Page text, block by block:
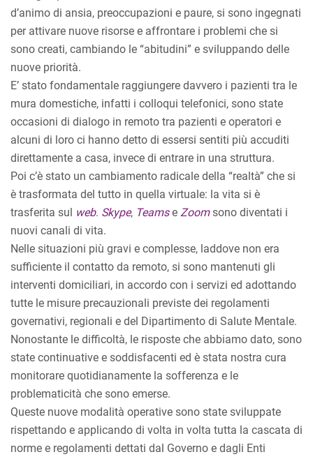
d’animo di ansia, preoccupazioni e paure, si sono ingegnati
per attivare nuove risorse e affrontare i problemi che si
sono creati, cambiando le “abitudini” e sviluppando delle
nuove priorità.
E’ stato fondamentale raggiungere davvero i pazienti tra le
mura domestiche, infatti i colloqui telefonici, sono state
occasioni di dialogo in remoto tra pazienti e operatori e
alcuni di loro ci hanno detto di essersi sentiti più accuditi
direttamente a casa, invece di entrare in una struttura.
Poi c’è stato un cambiamento radicale della “realtà” che si
è trasformata del tutto in quella virtuale: la vita si è
trasferita sul web. Skype, Teamse Zoomsono diventati i
nuovi canali di vita.
Nelle situazioni più gravi e complesse, laddove non era
sufficiente il contatto da remoto, si sono mantenuti gli
interventi domiciliari, in accordo con i servizi ed adottando
tutte le misure precauzionali previste dei regolamenti
governativi, regionali e del Dipartimento di Salute Mentale.
Nonostante le difficoltà, le risposte che abbiamo dato, sono
state continuative e soddisfacenti ed è stata nostra cura
monitorare quotidianamente la sofferenza e le
problematicità che sono emerse.
Queste nuove modalità operative sono state sviluppate
rispettando e applicando di volta in volta tutta la cascata di
norme e regolamenti dettati dal Governo e dagli Enti